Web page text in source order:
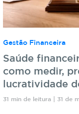
Gestão Financeira
Saúde
como medir,
lucratividade
31 min de leitura | 31 de